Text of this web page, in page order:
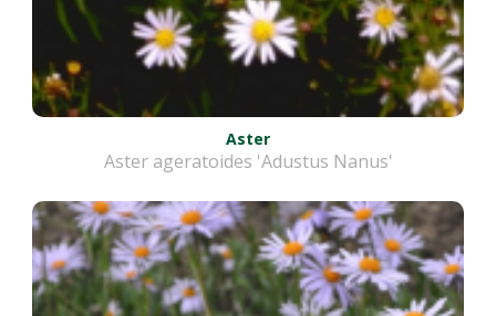
Aster
Aster ageratoides 'Adustus Nanus'